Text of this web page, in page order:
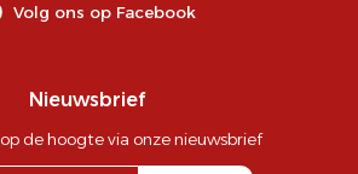
Volg ons op Facebook
Nieuwsbrief
de hoogte via onze nieuwsbrief